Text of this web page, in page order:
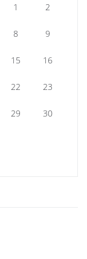
1 2
8 9
15 16
22 23
29 30